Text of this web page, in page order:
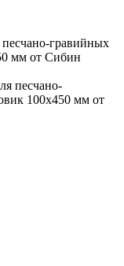
гравийных
мм от Сибин